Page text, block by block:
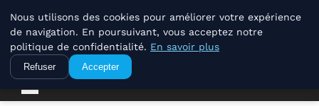
La Compagnie Des Terroirs
La Compagnie Des Terroirs
Nous utilisons des cookies pour améliorer votre expérience
de navigation. En poursuivant, vous acceptez notre
politique de confidentialité. En savoir plus
Refuser Accepter